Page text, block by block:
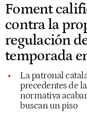
Foment
contra la
regulación
temporada
La patronal
precedentes de
normativa
buscan un piso